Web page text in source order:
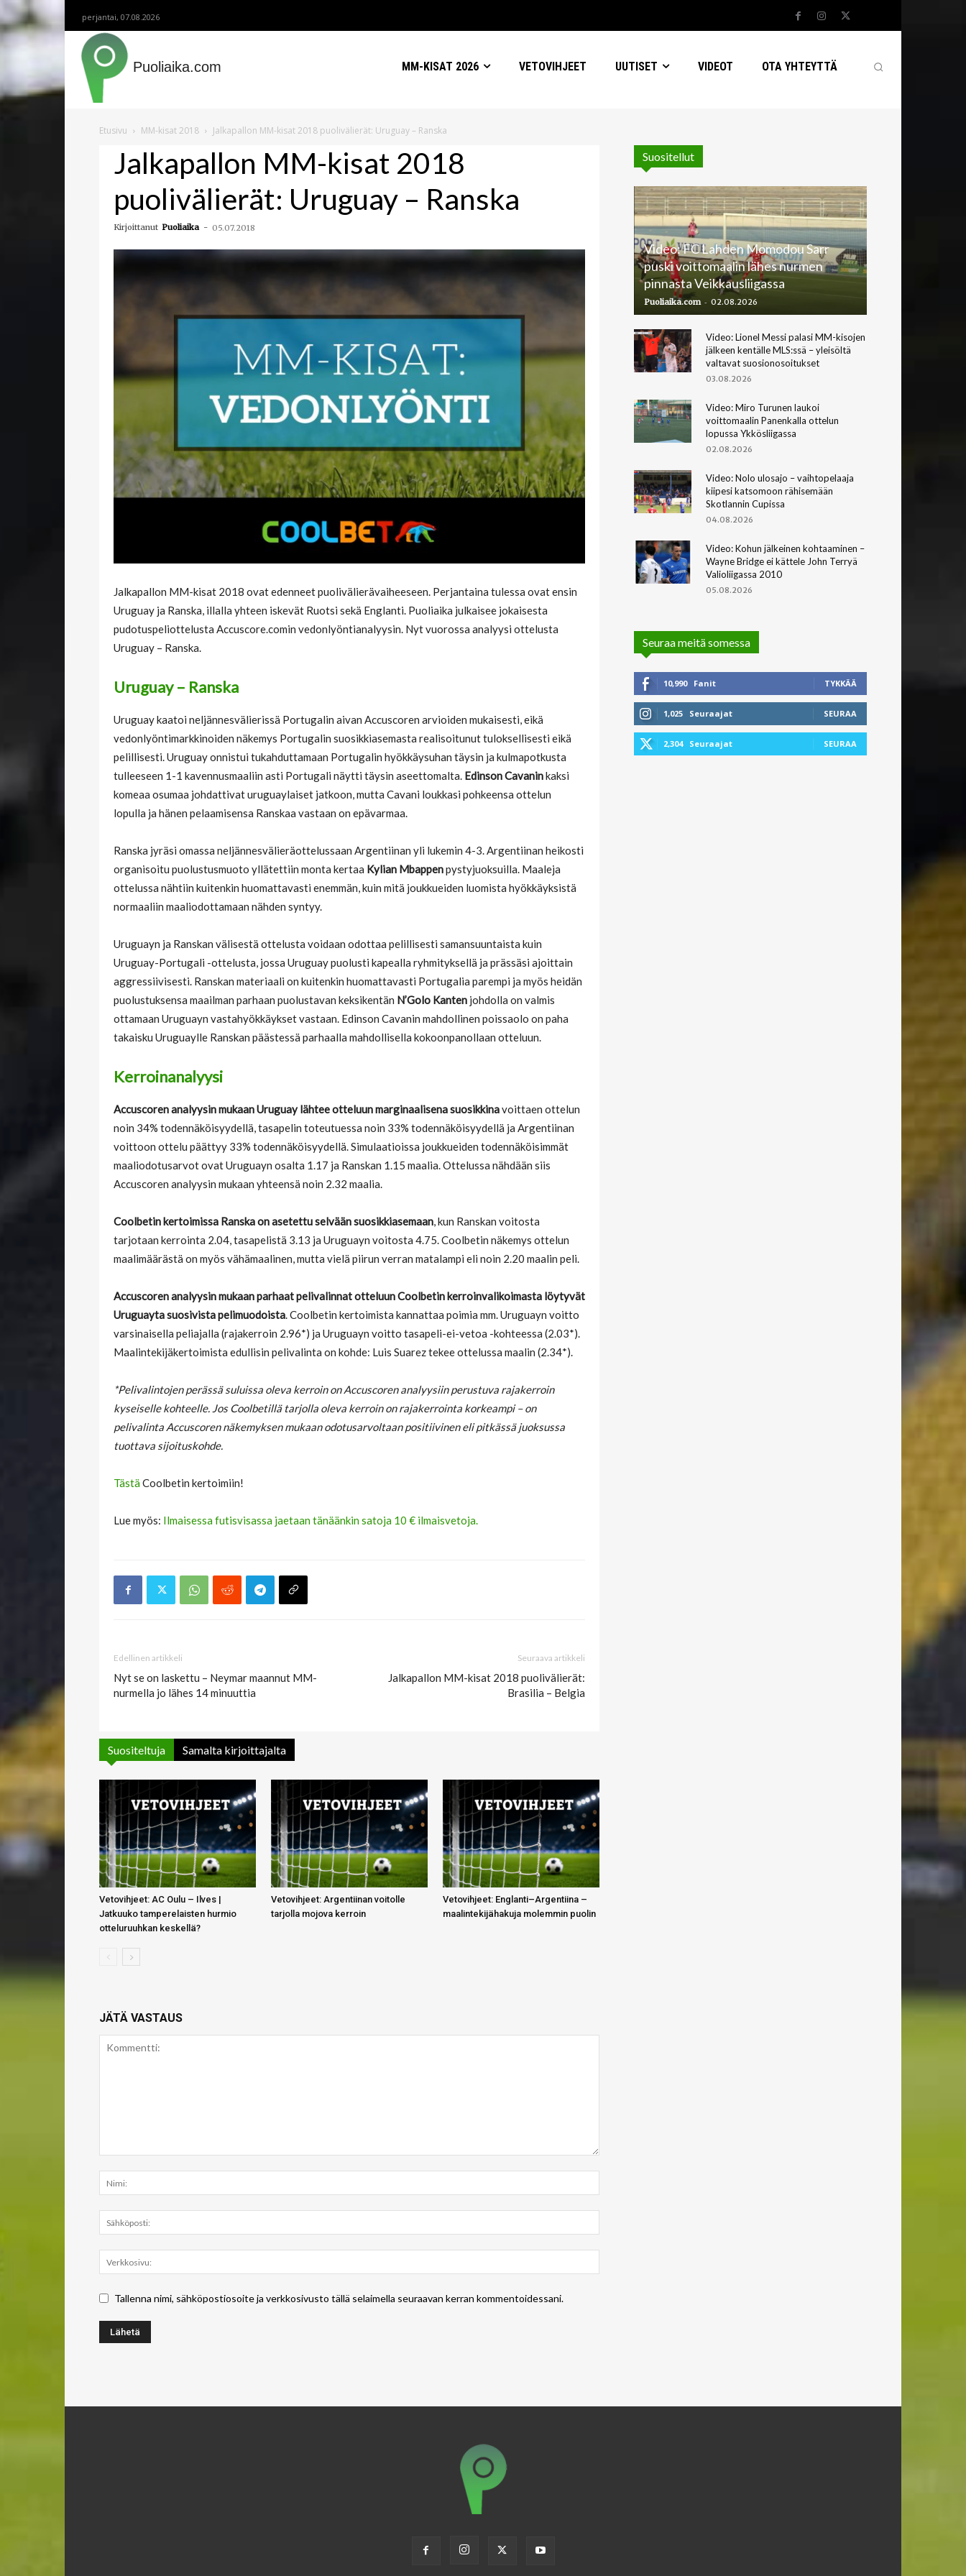
perjantai, 07.08.2026
Puoliaika.com MM-KISAT 2026 VETOVIHJEET UUTISET VIDEOT OTA YHTEYTTÄ
Etusivu MM-kisat 2018 Jalkapallon MM-kisat 2018 puolivälierät: Uruguay – Ranska
Jalkapallon MM-kisat 2018
puolivälierät: Uruguay – Ranska
Kirjoittanut Puoliaika - 05.07.2018
Jalkapallon MM-kisat 2018 ovat edenneet puolivälierävaiheeseen. Perjantaina tulessa ovat ensin
Uruguay ja Ranska, illalla yhteen iskevät Ruotsi sekä Englanti. Puoliaika julkaisee jokaisesta
pudotuspeliottelusta Accuscore.comin vedonlyöntianalyysin. Nyt vuorossa analyysi ottelusta
Uruguay – Ranska.
Uruguay – Ranska
Uruguay kaatoi neljännesvälierissä Portugalin aivan Accuscoren arvioiden mukaisesti, eikä
vedonlyöntimarkkinoiden näkemys Portugalin suosikkiasemasta realisoitunut tuloksellisesti eikä
pelillisesti. Uruguay onnistui tukahduttamaan Portugalin hyökkäysuhan täysin ja kulmapotkusta
tulleeseen 1-1 kavennusmaaliin asti Portugali näytti täysin aseettomalta. Edinson Cavaninkaksi
komeaa osumaa johdattivat uruguaylaiset jatkoon, mutta Cavani loukkasi pohkeensa ottelun
lopulla ja hänen pelaamisensa Ranskaa vastaan on epävarmaa.
Ranska jyräsi omassa neljännesvälieräottelussaan Argentiinan yli lukemin 4-3. Argentiinan heikosti
organisoitu puolustusmuoto yllätettiin monta kertaa Kylian Mbappenpystyjuoksuilla. Maaleja
ottelussa nähtiin kuitenkin huomattavasti enemmän, kuin mitä joukkueiden luomista hyökkäyksistä
normaaliin maaliodottamaan nähden syntyy.
Uruguayn ja Ranskan välisestä ottelusta voidaan odottaa pelillisesti samansuuntaista kuin
Uruguay-Portugali -ottelusta, jossa Uruguay puolusti kapealla ryhmityksellä ja prässäsi ajoittain
aggressiivisesti. Ranskan materiaali on kuitenkin huomattavasti Portugalia parempi ja myös heidän
puolustuksensa maailman parhaan puolustavan keksikentän N’Golo Kanten johdolla on valmis
ottamaan Uruguayn vastahyökkäykset vastaan. Edinson Cavanin mahdollinen poissaolo on paha
takaisku Uruguaylle Ranskan päästessä parhaalla mahdollisella kokoonpanollaan otteluun.
Kerroinanalyysi
Accuscoren analyysin mukaan Uruguay lähtee otteluun marginaalisena suosikkinavoittaen ottelun
noin 34% todennäköisyydellä, tasapelin toteutuessa noin 33% todennäköisyydellä ja Argentiinan
voittoon ottelu päättyy 33% todennäköisyydellä. Simulaatioissa joukkueiden todennäköisimmät
maaliodotusarvot ovat Uruguayn osalta 1.17 ja Ranskan 1.15 maalia. Ottelussa nähdään siis
Accuscoren analyysin mukaan yhteensä noin 2.32 maalia.
Coolbetin kertoimissa Ranska on asetettu selvään suosikkiasemaan, kun Ranskan voitosta
tarjotaan kerrointa 2.04, tasapelistä 3.13 ja Uruguayn voitosta 4.75. Coolbetin näkemys ottelun
maalimäärästä on myös vähämaalinen, mutta vielä piirun verran matalampi eli noin 2.20 maalin peli.
Accuscoren analyysin mukaan parhaat pelivalinnat otteluun Coolbetin kerroinvalikoimasta löytyvät
Uruguayta suosivista pelimuodoista. Coolbetin kertoimista kannattaa poimia mm. Uruguayn voitto
varsinaisella peliajalla (rajakerroin 2.96*) ja Uruguayn voitto tasapeli-ei-vetoa -kohteessa (2.03*).
Maalintekijäkertoimista edullisin pelivalinta on kohde: Luis Suarez tekee ottelussa maalin (2.34*).
*Pelivalintojen perässä suluissa oleva kerroin on Accuscoren analyysiin perustuva rajakerroin
kyseiselle kohteelle. Jos Coolbetillä tarjolla oleva kerroin on rajakerrointa korkeampi – on
pelivalinta Accuscoren näkemyksen mukaan odotusarvoltaan positiivinen eli pitkässä juoksussa
tuottava sijoituskohde.
TästäCoolbetin kertoimiin!
Lue myös: Ilmaisessa futisvisassa jaetaan tänäänkin satoja 10 € ilmaisvetoja.
Edellinen artikkeli
Nyt se on laskettu – Neymar maannut MM-
nurmella jo lähes 14 minuuttia
Seuraava artikkeli
Jalkapallon MM-kisat 2018 puolivälierät:
Brasilia – Belgia
Suositeltuja Samalta kirjoittajalta
Vetovihjeet: AC Oulu – Ilves |
Jatkuuko tamperelaisten hurmio
otteluruuhkan keskellä?
Vetovihjeet: Argentiinan voitolle
tarjolla mojova kerroin
Vetovihjeet: Englanti–Argentiina –
maalintekijähakuja molemmin puolin
JÄTÄ VASTAUS
Tallenna nimi, sähköpostiosoite ja verkkosivusto tällä selaimella seuraavan kerran kommentoidessani.
Suositellut
Video: FC Lahden Momodou Sarr
puski voittomaalin lähes nurmen
pinnasta Veikkausliigassa
Puoliaika.com - 02.08.2026
Video: Lionel Messi palasi MM-kisojen
jälkeen kentälle MLS:ssä – yleisöltä
valtavat suosionosoitukset
03.08.2026
Video: Miro Turunen laukoi
voittomaalin Panenkalla ottelun
lopussa Ykkösliigassa
02.08.2026
Video: Nolo ulosajo – vaihtopelaaja
kiipesi katsomoon rähisemään
Skotlannin Cupissa
04.08.2026
Video: Kohun jälkeinen kohtaaminen –
Wayne Bridge ei kättele John Terryä
Valioliigassa 2010
05.08.2026
Seuraa meitä somessa
10,990 Fanit TYKKÄÄ
1,025 Seuraajat SEURAA
2,304 Seuraajat SEURAA